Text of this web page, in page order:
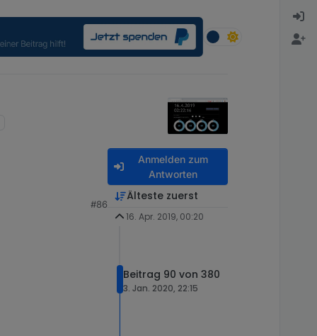
#86
Anmelden zum
Antworten
Älteste zuerst
16. Apr. 2019, 00:20
Beitrag 90 von 380
3. Jan. 2020, 22:15